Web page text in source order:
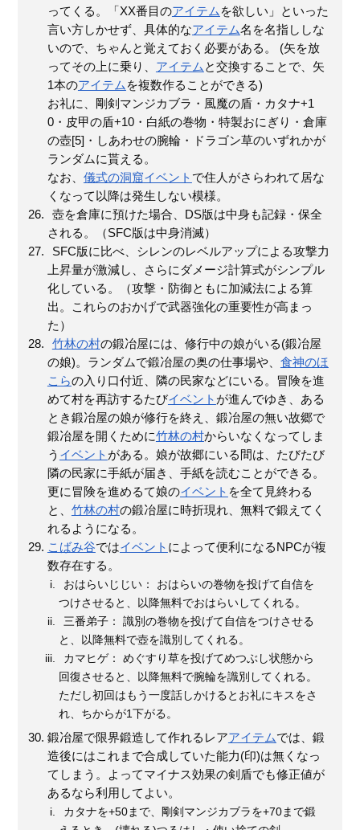
ってくる。「XX番目のアイテム を欲しい」といった
言い方しかせず、具体的なアイテム名を名指ししな
いので、ちゃんと覚えておく必要がある。 (矢を放
ってその上に乗り、 アイテム と交換することで、矢
1本のアイテム を複数作ることができる)
お礼に、剛剣マンジカブラ・風魔の盾・カタナ+1
0・皮甲の盾+10・白紙の巻物・特製おにぎり・倉庫
の壺[5]・しあわせの腕輪・ドラゴン草のいずれかが
ランダムに貰える。
なお、 儀式の洞窟イベント で住人がさらわれて居な
くなって以降は発生しない模様。
壺を倉庫に預けた場合、DS版は中身も記録・保全
される。（SFC版は中身消滅）
SFC版に比べ、シレンのレベルアップによる攻撃力
上昇量が激減し、さらにダメージ計算式がシンプル
化している。（攻撃・防御ともに加減法による算
出。これらのおかげで武器強化の重要性が高まっ
た）
竹林の村の鍛冶屋には、修行中の娘がいる(鍛冶屋
の娘)。ランダムで鍛冶屋の奥の仕事場や、 食神のほ
こらの入り口付近、隣の民家などにいる。冒険を進
めて村を再訪するたびイベント が進んでゆき、ある
とき鍛冶屋の娘が修行を終え、鍛冶屋の無い故郷で
鍛冶屋を開くために竹林の村からいなくなってしま
う イベント がある。娘が故郷にいる間は、たびたび
隣の民家に手紙が届き、手紙を読むことができる。
更に冒険を進めるて娘のイベント を全て見終わる
と、 竹林の村の鍛冶屋に時折現れ、無料で鍛えてく
れるようになる。
こばみ谷ではイベント によって便利になるNPCが複
数存在する。
おはらいじじい： おはらいの巻物を投げて自信を
つけさせると、以降無料でおはらいしてくれる。
三番弟子： 識別の巻物を投げて自信をつけさせる
と、以降無料で壺を識別してくれる。
カマヒゲ： めぐすり草を投げてめつぶし状態から
回復させると、以降無料で腕輪を識別してくれる。
ただし初回はもう一度話しかけるとお礼にキスをさ
れ、ちからが1下がる。
鍛冶屋で限界鍛造して作れるレアアイテムでは、鍛
造後にはこれまで合成していた能力(印)は無くなっ
てしまう。よってマイナス効果の剣盾でも修正値が
あるなら利用してよい。
カタナを+50まで、剛剣マンジカブラを+70まで鍛